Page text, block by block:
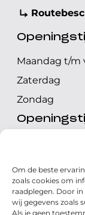
Om de beste
zoals cookies om
raadplegen. Door
wij gegevens zoals
Als je geen
Maandag t/m
Zaterdag
Zondag
Maandag t/m
Zondag
Volg ons